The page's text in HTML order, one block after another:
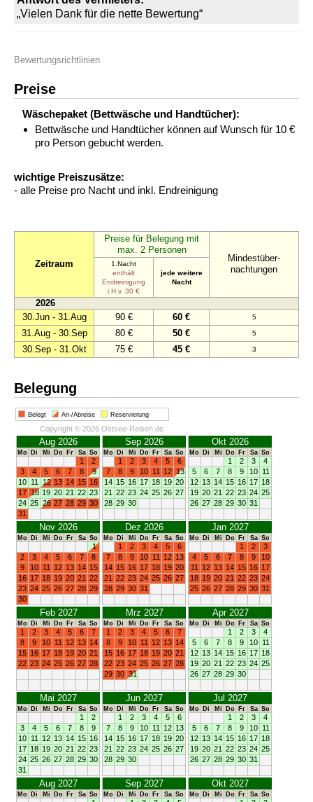
„Vielen Dank für die nette Bewertung“
Bewertungsrichtlinien
Preise
Wäschepaket (Bettwäsche und Handtücher):
Bettwäsche und Handtücher können auf Wunsch für 10 €
pro Person gebucht werden.
wichtige Preiszusätze:
- alle Preise pro Nacht und inkl. Endreinigung
Zeitraum
Preise für Belegung mit
max. 2 Personen
Mindestüber-
nachtungen
1.Nacht
enthält
Endreinigung
i.H.v. 30 €
jede weitere
Nacht
2026
30.Jun - 31.Aug
90 € 60 € 5
31.Aug - 30.Sep 80 € 50 € 5
30.Sep - 31.Okt 75 € 45 € 3
Belegung
Belegt An-/Abreise Reservierung
Copyright © 2026 Ostsee-Reisen.de
Aug 2026
Mo Di Mi Do Fr Sa So
1
2
3
4 5 6 7 8
9
10 11 12 13 14 15 16
17 18 19 20 21 22 23
24 25 26 27 28 29 30
31
Sep 2026
Mo Di Mi Do Fr Sa So
1 2 3 4 5
6
7
8 9 10 11 12 13
14 15 16 17 18 19 20
21 22 23 24 25 26 27
28 29 30
Okt 2026
Mo Di Mi Do Fr Sa So
1 2 3
4
5
6 7 8 9 10 11
12 13 14 15 16 17 18
19 20 21 22 23 24 25
26 27 28 29 30 31
Nov 2026
Mo Di Mi Do Fr Sa So
1
2
3 4 5 6 7
8
9
10 11 12 13 14 15
16 17 18 19 20 21 22
23 24 25 26 27 28 29
30
Dez 2026
Mo Di Mi Do Fr Sa So
1 2 3 4 5
6
7
8 9 10 11 12 13
14 15 16 17 18 19 20
21 22 23 24 25 26 27
28 29 30 31
Jan 2027
Mo Di Mi Do Fr Sa So
1 2
3
4
5 6 7 8 9
10
11
12 13 14 15 16 17
18 19 20 21 22 23 24
25 26 27 28 29 30 31
Feb 2027
Mo Di Mi Do Fr Sa So
1 2 3 4 5 6
7
8
9 10 11 12 13 14
15 16 17 18 19 20 21
22 23 24 25 26 27 28
Mrz 2027
Mo Di Mi Do Fr Sa So
1 2 3 4 5 6
7
8
9 10 11 12 13 14
15 16 17 18 19 20 21
22 23 24 25 26 27 28
29 30 31
Apr 2027
Mo Di Mi Do Fr Sa So
1 2 3
4
5
6 7 8 9 10 11
12 13 14 15 16 17 18
19 20 21 22 23 24 25
26 27 28 29 30
Mai 2027
Mo Di Mi Do Fr Sa So
1
2
3
4 5 6 7 8
9
10 11 12 13 14 15 16
17 18 19 20 21 22 23
24 25 26 27 28 29 30
31
Jun 2027
Mo Di Mi Do Fr Sa So
1 2 3 4 5
6
7
8 9 10 11 12 13
14 15 16 17 18 19 20
21 22 23 24 25 26 27
28 29 30
Jul 2027
Mo Di Mi Do Fr Sa So
1 2 3
4
5
6 7 8 9 10 11
12 13 14 15 16 17 18
19 20 21 22 23 24 25
26 27 28 29 30 31
Aug 2027
Mo Di Mi Do Fr Sa So
Sep 2027
Mo Di Mi Do Fr Sa So
Okt 2027
Mo Di Mi Do Fr Sa So